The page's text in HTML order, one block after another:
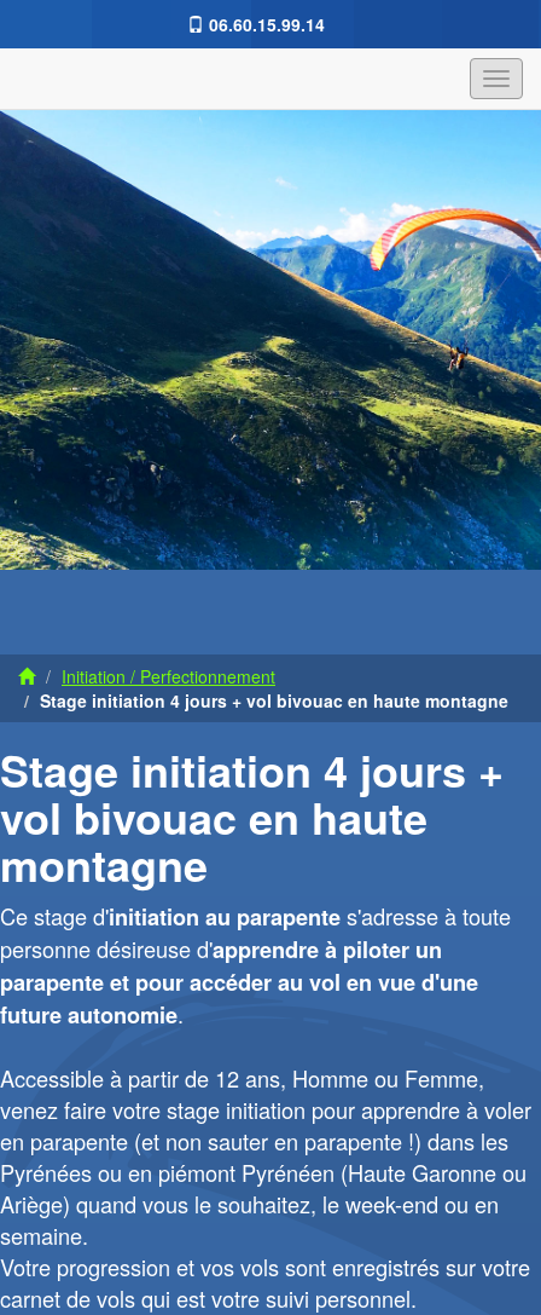
06.60.15.99.14
Initiation / Perfectionnement
Stage initiation 4 jours + vol bivouac en haute montagne
Stage initiation 4 jours +
vol bivouac en haute
montagne
Ce stage d'initiation au parapentes'adresse à toute
personne désireuse d'apprendre à piloter un
parapente et pour accéder au vol en vue d'une
future autonomie.
Accessible à partir de 12 ans, Homme ou Femme,
venez faire votre stage initiation pour apprendre à voler
en parapente (et non sauter en parapente !) dans les
Pyrénées ou en piémont Pyrénéen (Haute Garonne ou
Ariège) quand vous le souhaitez, le week-end ou en
semaine.
Votre progression et vos vols sont enregistrés sur votre
carnet de vols qui est votre suivi personnel.